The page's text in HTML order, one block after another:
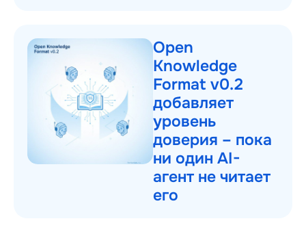
Open
Knowledge
Format v0.2
добавляет
уровень
доверия – пока
ни один AI-
агент не читает
его